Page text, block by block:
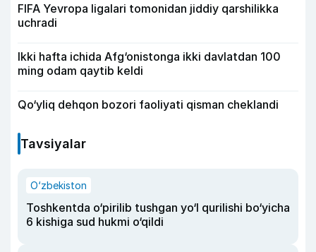
FIFA Yevropa ligalari tomonidan jiddiy qarshilikka
uchradi
Ikki hafta ichida Afg‘onistonga ikki davlatdan 100
ming odam qaytib keldi
Qo‘yliq dehqon bozori faoliyati qisman cheklandi
Tavsiyalar
O‘zbekiston
Toshkentda o‘pirilib tushgan yo‘l qurilishi bo‘yicha
6 kishiga sud hukmi o‘qildi